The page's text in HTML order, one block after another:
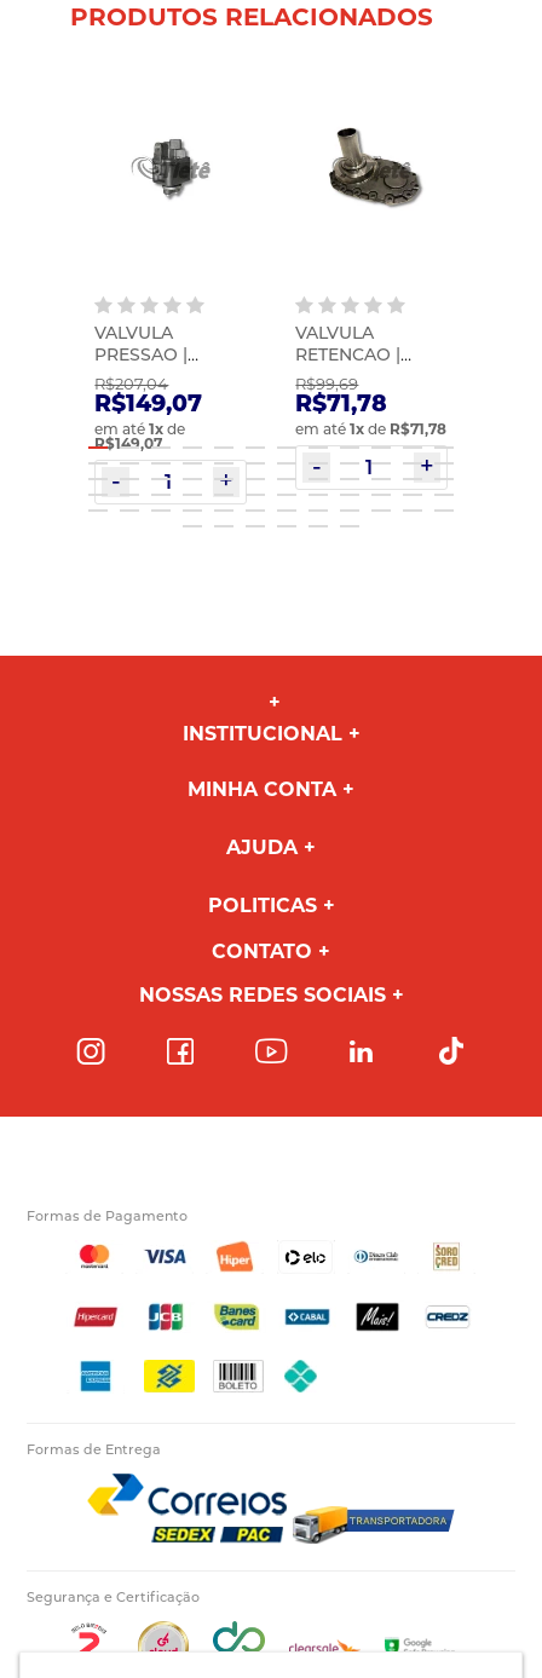
PRODUTOS RELACIONADOS
VALVULA
PRESSAO |
BOSCH |
2418554055
R$207,04
R$149,07
em até1x de
R$149,07
VALVULA
RETENCAO |
BOSCH |
2447419002
R$99,69
R$71,78
em até1x de R$71,78
INSTITUCIONAL
MINHA CONTA
AJUDA
POLITICAS
CONTATO
NOSSAS REDES SOCIAIS
Formas de Pagamento
Formas de Entrega
Segurança e Certificação